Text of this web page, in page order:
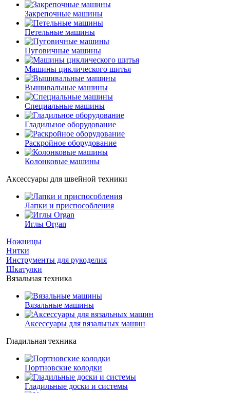
Закрепочные машины
Петельные машины
Пуговичные машины
Машины циклического шитья
Вышивальные машины
Специальные машины
Гладильное оборудование
Раскройное оборудование
Колонковые машины
Аксессуары для швейной техники
Лапки и приспособления
Иглы Organ
Ножницы
Нитки
Инструменты для рукоделия
Шкатулки
Вязальная техника
Вязальные машины
Аксессуары для вязальных машин
Гладильная техника
Портновские колодки
Гладильные доски и системы